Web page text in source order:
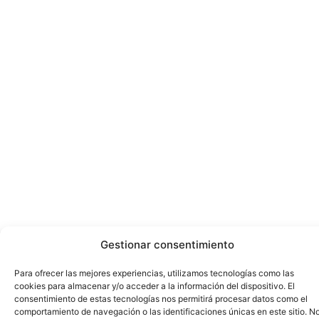
Gestionar consentimiento
Para ofrecer las mejores experiencias, utilizamos tecnologías como las
cookies para almacenar y/o acceder a la información del dispositivo. El
consentimiento de estas tecnologías nos permitirá procesar datos como el
comportamiento de navegación o las identificaciones únicas en este sitio.